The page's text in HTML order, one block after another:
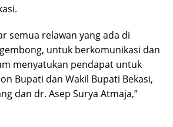
semua relawan yang ada di
untuk berkomunikasi dan
menyatukan pendapat untuk
Bupati dan Wakil Bupati Bekasi,
dan dr. Asep Surya Atmaja,”